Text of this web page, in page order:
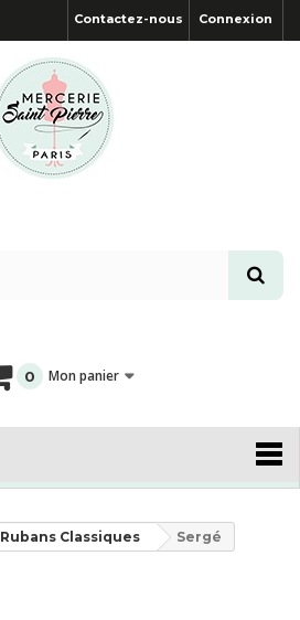
Connexion
Contactez-nous
0 Mon panier
Rubans Classiques Sergé